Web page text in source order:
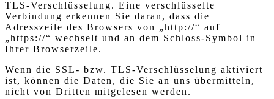
TLS-Verschlüsselung. Eine verschlüsselte
Verbindung erkennen Sie daran, dass die
Adresszeile des Browsers von „http://“ auf
„https://“ wechselt und an dem Schloss-Symbol in
Ihrer Browserzeile.
Wenn die SSL- bzw. TLS-Verschlüsselung aktiviert
ist, können die Daten, die Sie an uns übermitteln,
nicht von Dritten mitgelesen werden.